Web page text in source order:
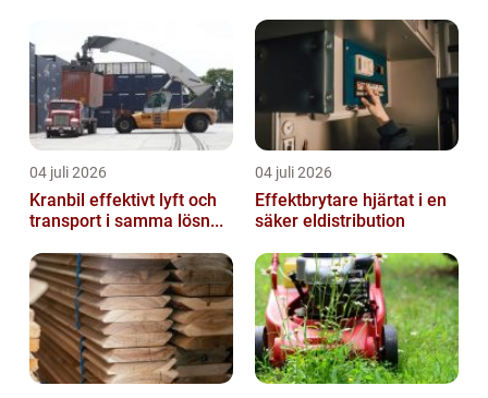
04 juli 2026
Kranbil effektivt lyft och
transport i samma lösn...
04 juli 2026
Effektbrytare hjärtat i en
säker eldistribution